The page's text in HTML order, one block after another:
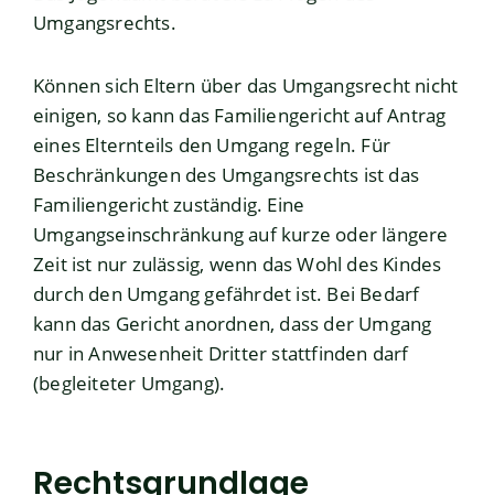
Umgangsrechts.
Können sich Eltern über das Umgangsrecht nicht
einigen, so kann das Familiengericht auf Antrag
eines Elternteils den Umgang regeln. Für
Beschränkungen des Umgangsrechts ist das
Familiengericht zuständig. Eine
Umgangseinschränkung auf kurze oder längere
Zeit ist nur zulässig, wenn das Wohl des Kindes
durch den Umgang gefährdet ist. Bei Bedarf
kann das Gericht anordnen, dass der Umgang
nur in Anwesenheit Dritter stattfinden darf
(begleiteter Umgang).
Rechtsgrundlage